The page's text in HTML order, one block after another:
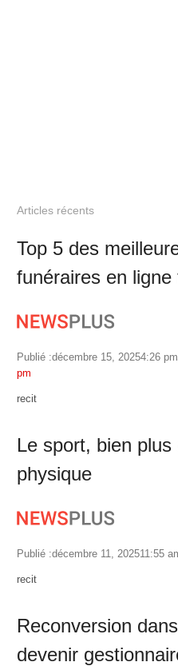
Articles récents
Top 5 des
funéraires en ligne
Publié :décembre 15, 20254:26 pm
pm
Author
recit
Le sport, bien plus
physique
Publié :décembre 11, 202511:55
Author
recit
Reconversion
devenir